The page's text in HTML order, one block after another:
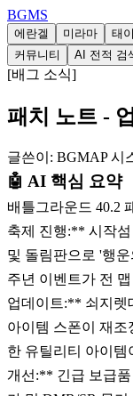
BGMS
에란겔 미라마 태
커뮤니티
AI 전적 검
[배그 소식]
패치 노트 -
글쓴이: BGMAP 시
🤖 AI 핵심 요약
배틀그라운드 40.2
축제 진행:** 시작섬
및 돌림판으로 '행
주년 이벤트가 전
업데이트:** 쇠지렛
아이템 스폰이 재조
한 유틸리티 아이
개선:** 긴급 보급